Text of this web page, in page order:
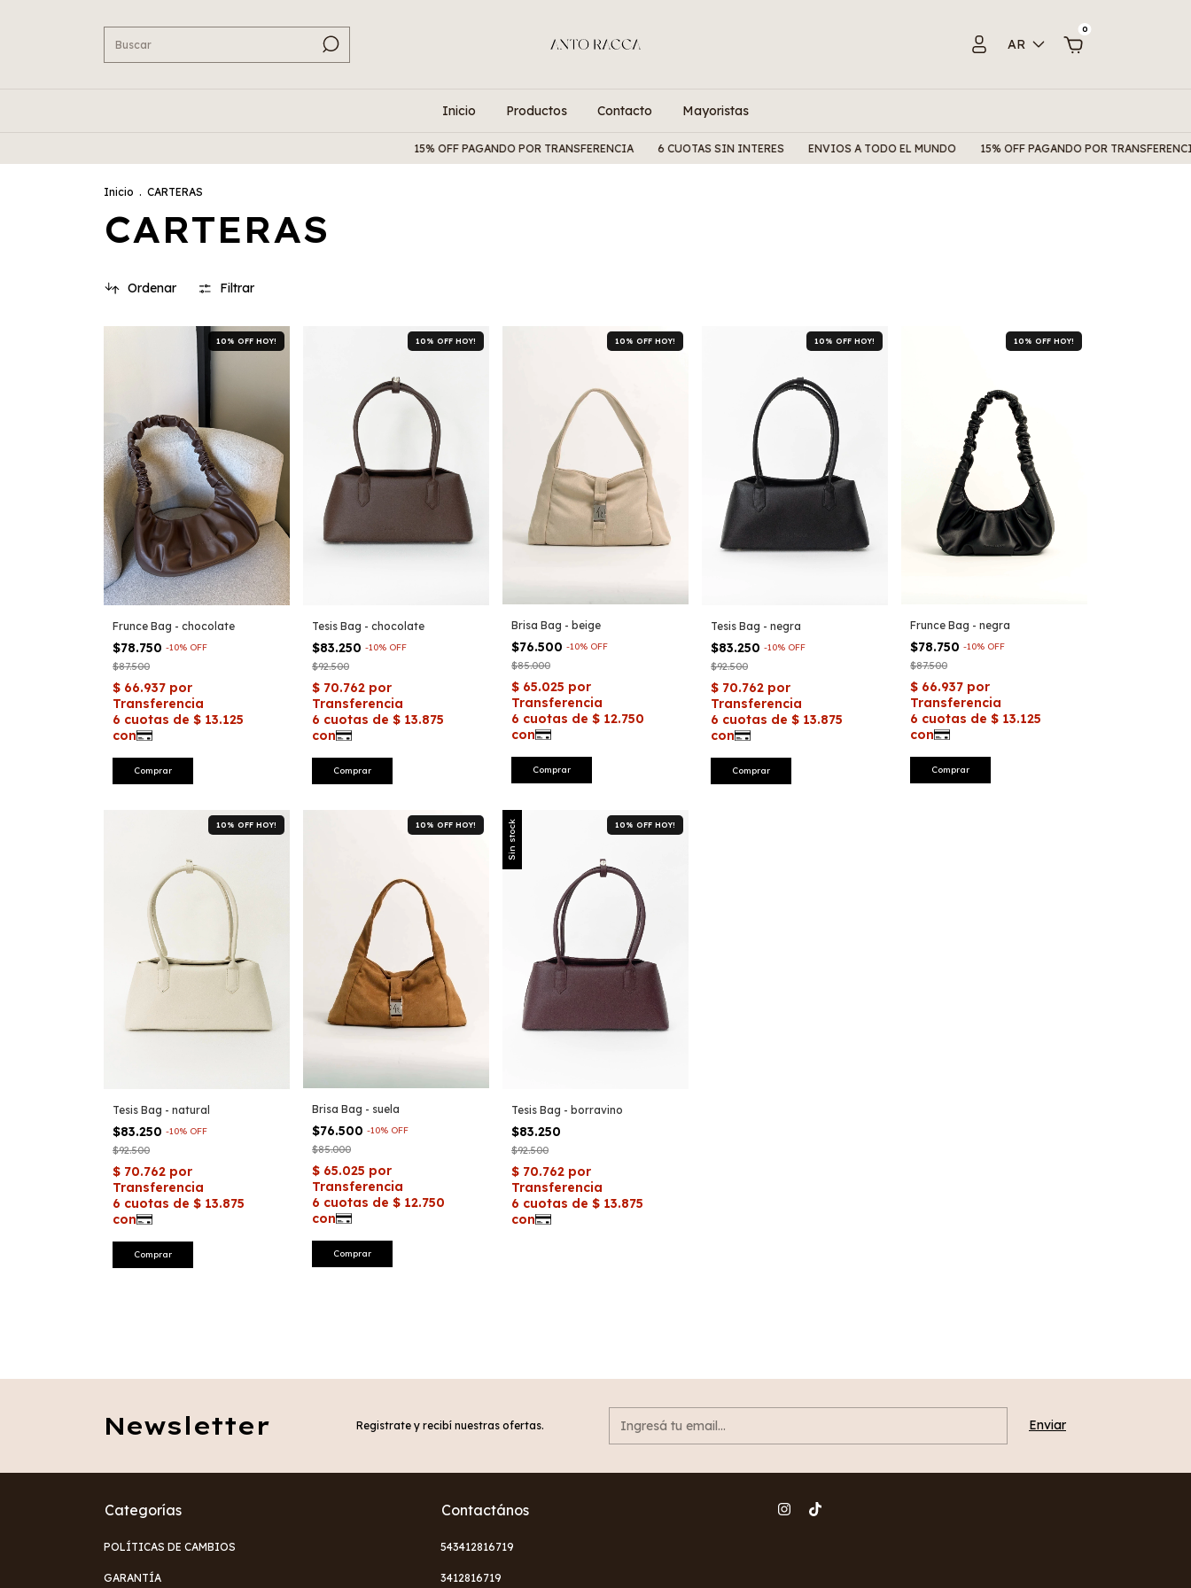
AR
0
Inicio Productos Contacto Mayoristas
15% OFF PAGANDO POR TRANSFERENCIA 6 CUOTAS SIN INTERES ENVIOS A TODO EL MUNDO 15% OFF PAGANDO POR TRANSFERENCIA 6
Inicio . CARTERAS
CARTERAS
Ordenar Filtrar
10% OFF HOY!
Frunce Bag - chocolate
$78.750 -10% OFF
$87.500
10% OFF HOY!
Tesis Bag - chocolate
$83.250 -10% OFF
$92.500
10% OFF HOY!
Brisa Bag - beige
$76.500 -10% OFF
$85.000
10% OFF HOY!
Tesis Bag - negra
$83.250 -10% OFF
$92.500
10% OFF HOY!
Frunce Bag - negra
$78.750 -10% OFF
$87.500
10% OFF HOY!
Tesis Bag - natural
$83.250 -10% OFF
$92.500
10% OFF HOY!
Brisa Bag - suela
$76.500 -10% OFF
$85.000
Sin stock 10% OFF HOY!
Tesis Bag - borravino
$83.250
$92.500
Newsletter Registrate y recibí nuestras ofertas.
Categorías
POLÍTICAS DE CAMBIOS
GARANTÍA
Contactános
543412816719
3412816719